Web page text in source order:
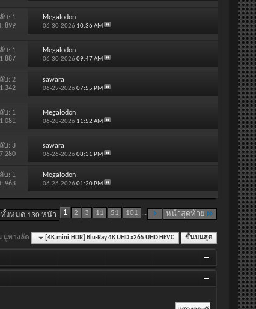
บ: 1
899
Megalodon
06-30-2026 10:36 AM
บ: 1
Megalodon
06-30-2026 09:47 AM
บ:2
sawara
06-29-2026 07:55 PM
บ: 1
Megalodon
06-28-2026 11:52 AM
บ: 3
sawara
06-26-2026 08:31 PM
บ: 1
963
Megalodon
06-26-2026 01:20 PM
งหมด 130 หน้า 1 2 3 11 51 101 ... หน้าสุดท้าย
นูทางลัด [4K.mini.HDR] Blu-Ray 4K UHD x265 UHD HEVC ขึ้นบนสุด